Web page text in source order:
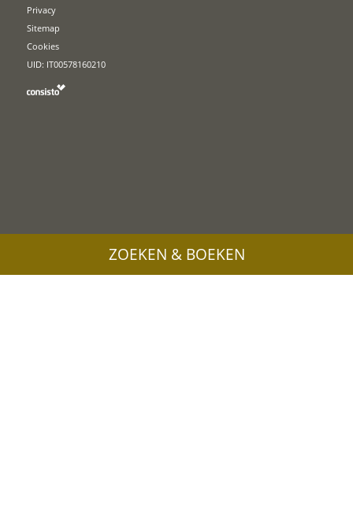
Privacy
Sitemap
Cookies
UID: IT00578160210
ZOEKEN & BOEKEN